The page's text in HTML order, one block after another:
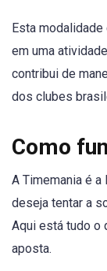
Esta
em uma
contribui de
dos clubes
Como
A Timemania é
deseja tentar a
Aqui está tudo o
aposta.